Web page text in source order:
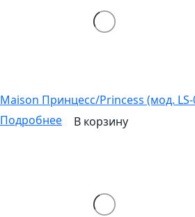
Maison Принцесс/Princess (мод. LS-
Подробнее
В корзину